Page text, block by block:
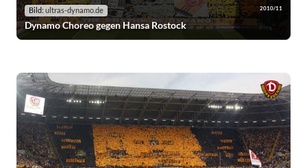
Bild: ultras-dynamo.de 2010/11
Dynamo Choreo gegen Hansa Rostock